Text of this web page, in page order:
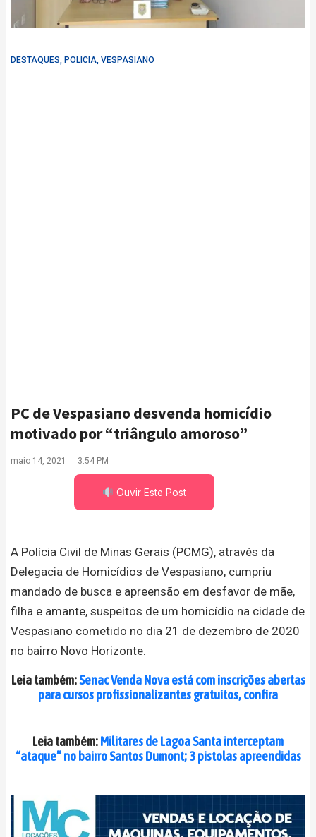
DESTAQUES, POLICIA, VESPASIANO
PC de Vespasiano desvenda homicídio
motivado por “triângulo amoroso”
maio 14, 2021 3:54 PM
Ouvir Este Post
A Polícia Civil de Minas Gerais (PCMG), através da
Delegacia de Homicídios de Vespasiano, cumpriu
mandado de busca e apreensão em desfavor de mãe,
filha e amante, suspeitos de um homicídio na cidade de
Vespasiano cometido no dia 21 de dezembro de 2020
no bairro Novo Horizonte.
Leia também:Senac Venda Nova está com inscrições abertas
para cursos profissionalizantes gratuitos, confira
Leia também:Militares de Lagoa Santa interceptam
“ataque” no bairro Santos Dumont; 3 pistolas apreendidas